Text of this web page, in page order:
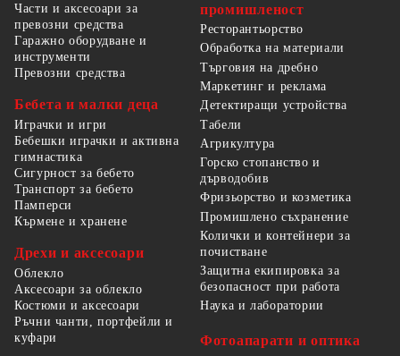
Части и аксесоари за
превозни средства
Гаражно оборудване и
инструменти
Превозни средства
Бебета и малки деца
Играчки и игри
Бебешки играчки и активна
гимнастика
Сигурност за бебето
Транспорт за бебето
Памперси
Кърмене и хранене
Дрехи и аксесоари
Облекло
Аксесоари за облекло
Костюми и аксесоари
Ръчни чанти, портфейли и
куфари
промишленост
Ресторантьорство
Обработка на материали
Търговия на дребно
Маркетинг и реклама
Детектиращи устройства
Табели
Агрикултура
Горско стопанство и
дърводобив
Фризьорство и козметика
Промишлено съхранение
Колички и контейнери за
почистване
Защитна екипировка за
безопасност при работа
Наука и лаборатории
Фотоапарати и оптика